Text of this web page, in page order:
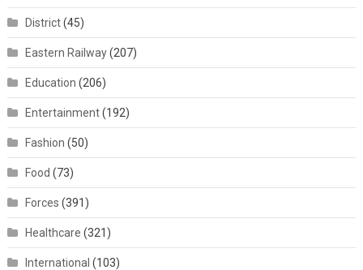
District(45)
Eastern Railway(207)
Education (206)
Entertainment(192)
Fashion (50)
Food (73)
Forces (391)
Healthcare (321)
International (103)